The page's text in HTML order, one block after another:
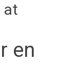
at
en